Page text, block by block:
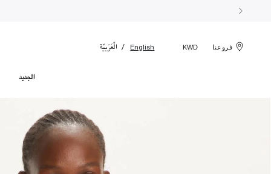
فروعنا KWD
English الْعَرَبيّة
الجديد